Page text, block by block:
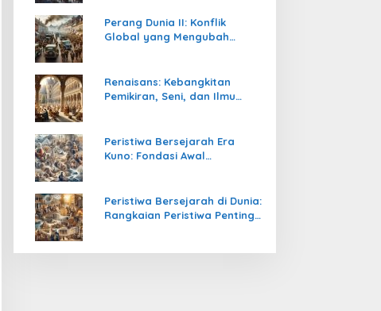
Perang Dunia II: Konflik
Global yang Mengubah
Renaisans: Kebangkitan
Pemikiran, Seni, dan Ilmu
Peristiwa Bersejarah Era
Kuno: Fondasi Awal
Peristiwa Bersejarah di Dunia:
Rangkaian Peristiwa Penting